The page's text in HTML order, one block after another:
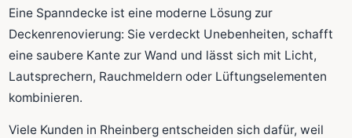
Eine Spanndecke ist eine moderne Lösung zur
Deckenrenovierung: Sie verdeckt Unebenheiten, schafft
eine saubere Kante zur Wand und lässt sich mit Licht,
Lautsprechern, Rauchmeldern oder Lüftungselementen
kombinieren.
Viele Kunden in Rheinberg entscheiden sich dafür, weil